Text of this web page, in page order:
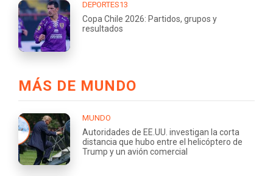
DEPORTES13
Copa Chile 2026: Partidos, grupos y
resultados
MÁS DE MUNDO
MUNDO
Autoridades de EE.UU. investigan la corta
distancia que hubo entre el helicóptero de
Trump y un avión comercial